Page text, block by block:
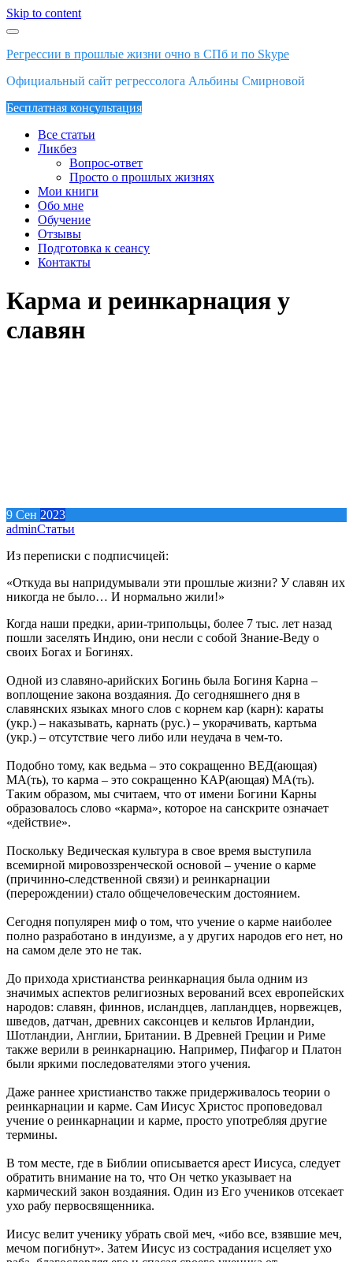
Skip to content
Регрессии в прошлые жизни очно в СПб и по Skype
Официальный сайт регрессолога Альбины Смирновой
Бесплатная консультация
Все статьи
Ликбез
Вопрос-ответ
Просто о прошлых жизнях
Мои книги
Обо мне
Обучение
Отзывы
Подготовка к сеансу
Контакты
Карма и реинкарнация у
славян
9 Сен 2023
adminСтатьи
Из переписки с подписчицей:
«Откуда вы напридумывали эти прошлые жизни? У славян их
никогда не было… И нормально жили!»
Когда наши предки, арии-трипольцы, более 7 тыс. лет назад
пошли заселять Индию, они несли с собой Знание-Веду о
своих Богах и Богинях.
Одной из славяно-арийских Богинь была Богиня Карна –
воплощение закона воздаяния. До сегодняшнего дня в
славянских языках много слов с корнем кар (карн): караты
(укр.) – наказывать, карнать (рус.) – укорачивать, картьма
(укр.) – отсутствие чего либо или неудача в чем-то.
Подобно тому, как ведьма – это сокращенно ВЕД(ающая)
МА(ть), то карма – это сокращенно КАР(ающая) МА(ть).
Таким образом, мы считаем, что от имени Богини Карны
образовалось слово «карма», которое на санскрите означает
«действие».
Поскольку Ведическая культура в свое время выступила
всемирной мировоззренческой основой – учение о карме
(причинно-следственной связи) и реинкарнации
(перерождении) стало общечеловеческим достоянием.
Сегодня популярен миф о том, что учение о карме наиболее
полно разработано в индуизме, а у других народов его нет, но
на самом деле это не так.
До прихода христианства реинкарнация была одним из
значимых аспектов религиозных верований всех европейских
народов: славян, финнов, исландцев, лапландцев, норвежцев,
шведов, датчан, древних саксонцев и кельтов Ирландии,
Шотландии, Англии, Британии. В Древней Греции и Риме
также верили в реинкарнацию. Например, Пифагор и Платон
были яркими последователями этого учения.
Даже раннее христианство также придерживалось теории о
реинкарнации и карме. Сам Иисус Христос проповедовал
учение о реинкарнации и карме, просто употребляя другие
термины.
В том месте, где в Библии описывается арест Иисуса, следует
обратить внимание на то, что Он четко указывает на
кармический закон воздаяния. Один из Его учеников отсекает
ухо рабу первосвященника.
Иисус велит ученику убрать свой меч, «ибо все, взявшие меч,
мечом погибнут». Затем Иисус из сострадания исцеляет ухо